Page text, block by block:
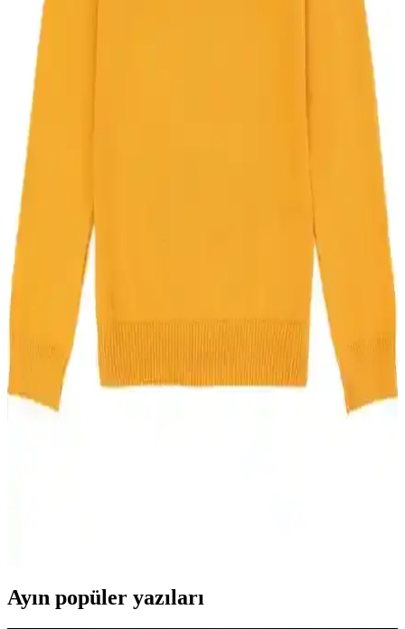
DeFacto'nun geri dönüşümlü kumaş kullanımıyla çevreye duyarlı
erkek çocuk takımı, rahat ve şık tasarımıyla günlük ve okul
kullanımına uygun, sıcak tutan polar iç yüzeyiyle dikkat çekiyor.
Cigit Erkek Çocuklar İçin Çizgili Mevsimlik Pamuk
Tişörtü Şıklık ve Konfor Sunar
%100 pamuklu, hafif ve rahat tasarımıyla çocukların hareket
özgürlüğünü sağlayan, canlı renklerde şık ve dayanıklı çizgili tişört,
mevsim geçişlerinde ideal tercih.
Sivaist Siyah Erkek Çocuk Montu: Kışa Hazırlık
İçin Modern ve Dayanıklı Seçenek
Sivaist siyah erkek çocuk montu, su geçirmez ve rüzgar korumalı
özellikleriyle soğuk havalarda mükemmel koruma sağlar. Hafif ve
şık tasarımıyla günlük kullanım ve doğa aktiviteleri için ideal.
Defacto Erkek Çocuk Carrot Fit Düz Paça Cepli
Jean Pantolon İncelemesi ve Özellikleri
Defacto'nun erkek çocuklar için tasarladığı carrot fit jean pantolon,
rahatlık ve şıklığı bir arada sunar. Nefes alabilir pamuklu yapısı ve
Ayın popüler yazıları